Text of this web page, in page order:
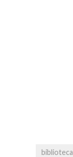
biblioteca